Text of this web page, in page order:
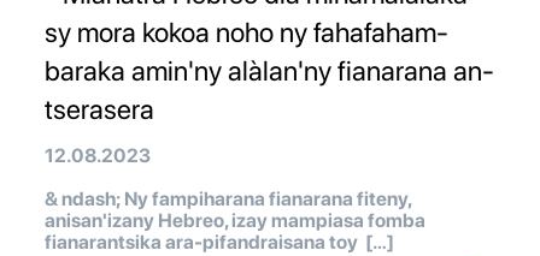
sy mora kokoa noho ny fahafaham-
baraka amin'ny alàlan'ny fianarana an-
tserasera
12.08.2023
& ndash; Ny fampiharana fianarana fiteny,
anisan'izany Hebreo, izay mampiasa fomba
fianarantsika ara-pifandraisana toy […]